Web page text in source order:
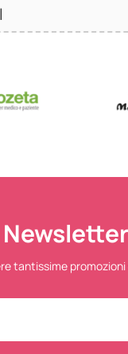
Newsletter
tantissime